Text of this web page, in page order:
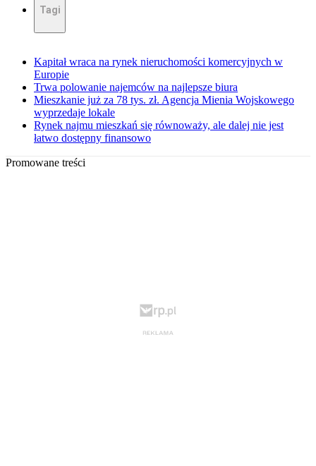
Tagi
Kapitał wraca na rynek nieruchomości komercyjnych w
Europie
Trwa polowanie najemców na najlepsze biura
Mieszkanie już za 78 tys. zł. Agencja Mienia Wojskowego
wyprzedaje lokale
Rynek najmu mieszkań się równoważy, ale dalej nie jest
łatwo dostępny finansowo
Promowane treści